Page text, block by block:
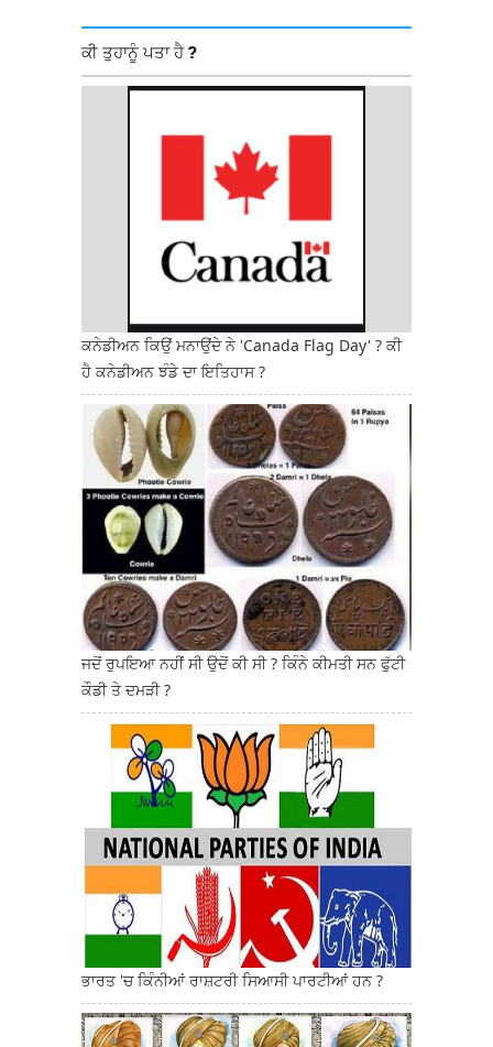
ਕੀ ਤੁਹਾਨੂੰ ਪਤਾ ਹੈ ?
ਕਨੇਡੀਅਨ ਕਿਉਂ ਮਨਾਉਂਦੇ ਨੇ 'Canada Flag Day' ? ਕੀ
ਹੈ ਕਨੇਡੀਅਨ ਝੰਡੇ ਦਾ ਇਤਿਹਾਸ ?
ਜਦੋਂ ਰੁਪਇਆ ਨਹੀਂ ਸੀ ਉਦੋਂ ਕੀ ਸੀ ? ਕਿੰਨੇ ਕੀਮਤੀ ਸਨ ਫੁੱਟੀ
ਕੌਡੀ ਤੇ ਦਮੜੀ ?
ਭਾਰਤ 'ਚ ਕਿੰਨੀਆਂ ਰਾਸ਼ਟਰੀ ਸਿਆਸੀ ਪਾਰਟੀਆਂ ਹਨ ?